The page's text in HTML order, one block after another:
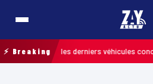
⚡ Breakingles derniers véhicules concernés